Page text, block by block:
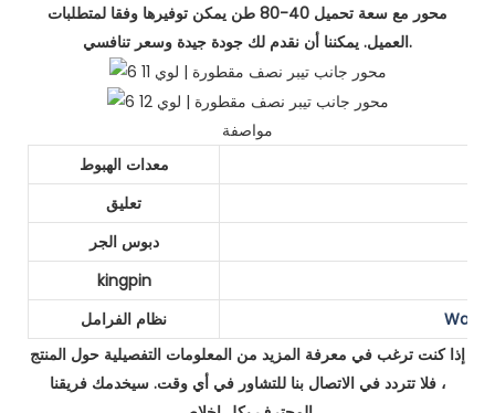
محور مع سعة تحميل 40-80 طن يمكن توفيرها وفقا لمتطلبات
العميل. يمكننا أن نقدم لك جودة جيدة وسعر تنافسي.
مواصفة
معدات الهبوط
تعليق
دبوس الجر
kingpin
نظام الفرامل
إذا كنت ترغب في معرفة المزيد من المعلومات التفصيلية حول المنتج
، فلا تتردد في الاتصال بنا للتشاور في أي وقت. سيخدمك فريقنا